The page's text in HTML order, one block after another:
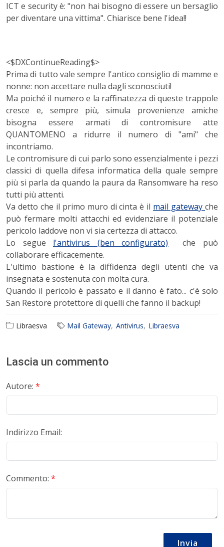
ICT e security è: "non hai bisogno di essere un bersaglio
per diventare una vittima". Chiarisce bene l'idea!!
<$DXContinueReading$>
Prima di tutto vale sempre l'antico consiglio di mamme e
nonne: non accettare nulla dagli sconosciuti!
Ma poiché il numero e la raffinatezza di queste trappole
cresce e, sempre più, simula provenienze amiche
bisogna essere armati di contromisure atte
QUANTOMENO a ridurre il numero di "ami" che
incontriamo.
Le contromisure di cui parlo sono essenzialmente i pezzi
classici di quella difesa informatica della quale sempre
più si parla da quando la paura da Ransomware ha reso
tutti più attenti.
Va detto che il primo muro di cinta è il mail gatewayche
può fermare molti attacchi ed evidenziare il potenziale
pericolo laddove non vi sia certezza di attacco.
Lo segue l'antivirus (ben configurato)
che può
collaborare efficacemente.
L'ultimo bastione è la diffidenza degli utenti che va
insegnata e sostenuta con molta cura.
Quando il pericolo è passato e il danno è fato... c'è solo
San Restore protettore di quelli che fanno il backup!
Libraesva Mail Gateway Antivirus Libraesva
Lascia un commento
Autore: *
Indirizzo Email:
Commento: *
Invia